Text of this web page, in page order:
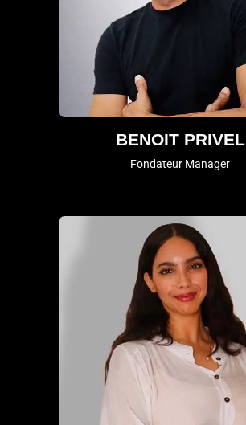
BENOIT PRIVEL
Fondateur Manager